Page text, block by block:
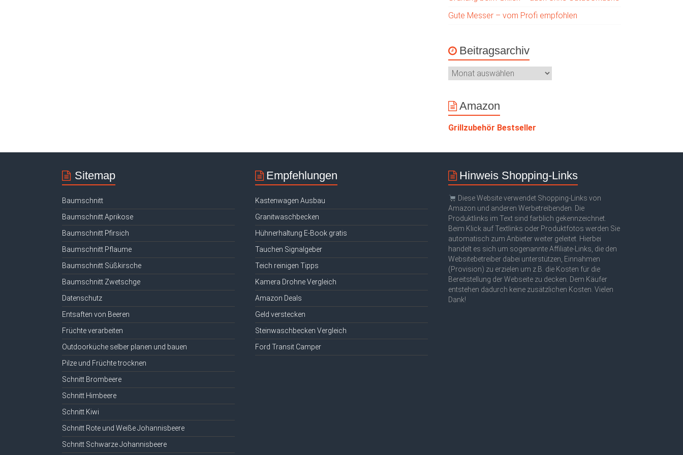
Gute Messer – vom Profi empfohlen
Beitragsarchiv
Amazon
Grillzubehör Bestseller
Sitemap
Baumschnitt
Baumschnitt Aprikose
Baumschnitt Pfirsich
Baumschnitt Pflaume
Baumschnitt Süßkirsche
Baumschnitt Zwetschge
Datenschutz
Entsaften von Beeren
Früchte verarbeiten
Outdoorküche selber planen und bauen
Pilze und Früchte trocknen
Schnitt Brombeere
Schnitt Himbeere
Schnitt Kiwi
Schnitt Rote und Weiße Johannisbeere
Schnitt Schwarze Johannisbeere
Empfehlungen
Kastenwagen Ausbau
Granitwaschbecken
Hühnerhaltung E-Book gratis
Tauchen Signalgeber
Teich reinigen Tipps
Kamera Drohne Vergleich
Amazon Deals
Geld verstecken
Steinwaschbecken Vergleich
Ford Transit Camper
Hinweis Shopping-Links
Diese Website verwendet Shopping-Links von
Amazon und anderen Werbetreibenden. Die
Produktlinks im Text sind farblich gekennzeichnet.
Beim Klick auf Textlinks oder Produktfotos werden Sie
automatisch zum Anbieter weiter geleitet. Hierbei
handelt es sich um sogenannte Affiliate-Links, die den
Websitebetreiber dabei unterstützen, Einnahmen
(Provision) zu erzielen um z.B. die Kosten für die
Bereitstellung der Webseite zu decken. Dem Käufer
entstehen dadurch keine zusätzlichen Kosten. Vielen
Dank!